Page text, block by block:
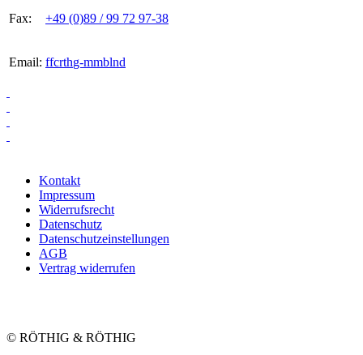
Fax: +49 (0)89 / 99 72 97-38
Email: ffcrthg-mmblnd
Kontakt
Impressum
Widerrufsrecht
Datenschutz
Datenschutzeinstellungen
AGB
Vertrag widerrufen
© RÖTHIG & RÖTHIG